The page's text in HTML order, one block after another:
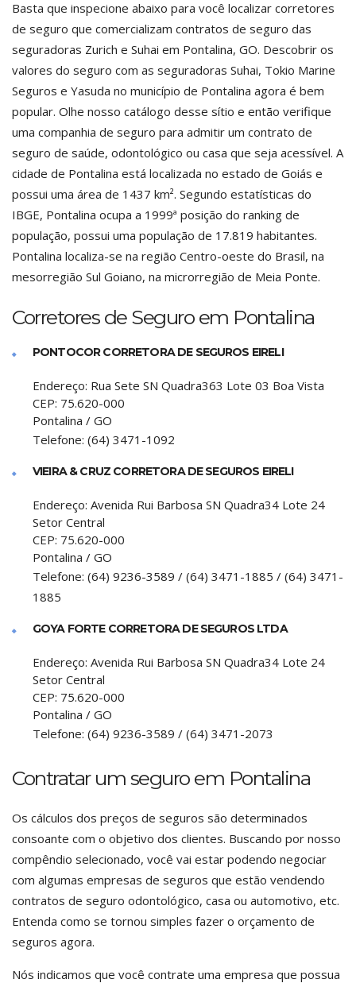
Basta que inspecione abaixo para você localizar corretores
de seguro que comercializam contratos de seguro das
seguradoras Zurich e Suhai em Pontalina, GO. Descobrir os
valores do seguro com as seguradoras Suhai, Tokio Marine
Seguros e Yasuda no município de Pontalina agora é bem
popular. Olhe nosso catálogo desse sítio e então verifique
uma companhia de seguro para admitir um contrato de
seguro de saúde, odontológico ou casa que seja acessível. A
cidade de Pontalina está localizada no estado de Goiás e
possui uma área de 1437 km². Segundo estatísticas do
IBGE, Pontalina ocupa a 1999ª posição do ranking de
população, possui uma população de 17.819 habitantes.
Pontalina localiza-se na região Centro-oeste do Brasil, na
mesorregião Sul Goiano, na microrregião de Meia Ponte.
Corretores de Seguro em Pontalina
PONTOCOR CORRETORA DE SEGUROS EIRELI
Endereço: Rua Sete SN Quadra363 Lote 03 Boa Vista
CEP: 75.620-000
Pontalina / GO
Telefone: (64) 3471-1092
VIEIRA & CRUZ CORRETORA DE SEGUROS EIRELI
Endereço: Avenida Rui Barbosa SN Quadra34 Lote 24
Setor Central
CEP: 75.620-000
Pontalina / GO
Telefone: (64) 9236-3589 / (64) 3471-1885 / (64) 3471-
1885
GOYA FORTE CORRETORA DE SEGUROS LTDA
Endereço: Avenida Rui Barbosa SN Quadra34 Lote 24
Setor Central
CEP: 75.620-000
Pontalina / GO
Telefone: (64) 9236-3589 / (64) 3471-2073
Contratar um seguro em Pontalina
Os cálculos dos preços de seguros são determinados
consoante com o objetivo dos clientes. Buscando por nosso
compêndio selecionado, você vai estar podendo negociar
com algumas empresas de seguros que estão vendendo
contratos de seguro odontológico, casa ou automotivo, etc.
Entenda como se tornou simples fazer o orçamento de
seguros agora.
Nós indicamos que você contrate uma empresa que possua